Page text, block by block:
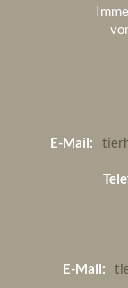
E-Mail:
E-Mail: